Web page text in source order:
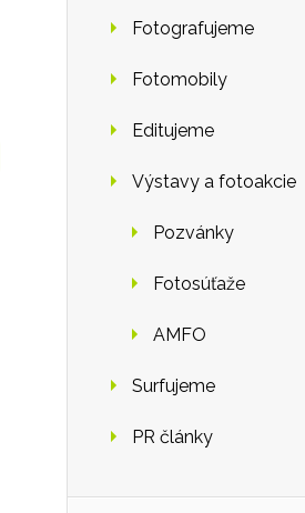
Fotografujeme
Fotomobily
Editujeme
Výstavy a fotoakcie
Pozvánky
Fotosúťaže
AMFO
Surfujeme
PR články